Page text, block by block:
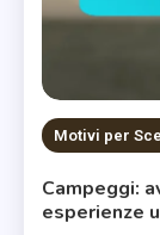
Motivi per
Campeggi:
esperienze